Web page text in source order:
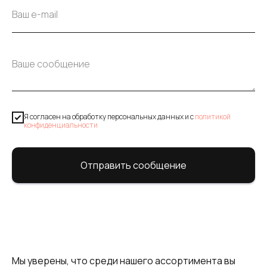
Я согласен на обработку персональных данных и cполитикой
конфиденциальности
Отправить сообщение
Мы уверены, что среди нашего ассортимента вы